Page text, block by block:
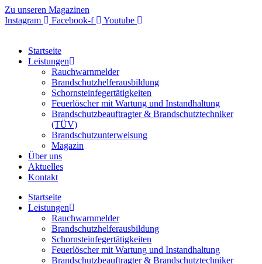
Zum
Inhalt
Zu unseren Magazinen
Instagram
Facebook-f Youtube
Startseite
Leistungen
Rauchwarnmelder
Brandschutzhelferausbildung
Schornsteinfegertätigkeiten
Feuerlöscher mit Wartung und Instandhaltung
Brandschutzbeauftragter & Brandschutztechniker
(TÜV)
Brandschutzunterweisung
Magazin
Über uns
Aktuelles
Kontakt
Startseite
Leistungen
Rauchwarnmelder
Brandschutzhelferausbildung
Schornsteinfegertätigkeiten
Feuerlöscher mit Wartung und Instandhaltung
Brandschutzbeauftragter & Brandschutztechniker